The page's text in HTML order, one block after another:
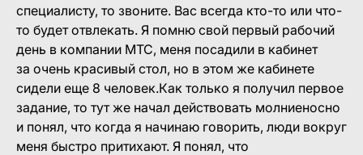
специалисту, то звоните. Вас всегда кто-то или что-
то будет отвлекать. Я помню свой первый рабочий
день в компании МТС, меня посадили в кабинет
за очень красивый стол, но в этом же кабинете
сидели еще 8 человек.Как только я получил первое
задание, то тут же начал действовать молниеносно
и понял, что когда я начинаю говорить, люди вокруг
меня быстро притихают. Я понял, что